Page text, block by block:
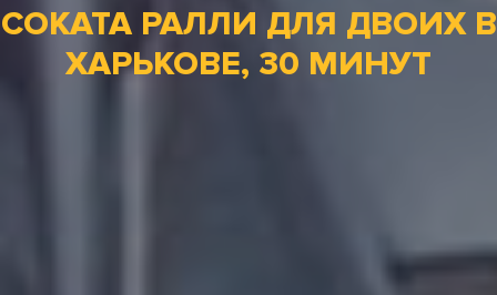
СОКАТА РАЛЛИ ДЛЯ ДВОИХ В
ХАРЬКОВЕ, 30 МИНУТ